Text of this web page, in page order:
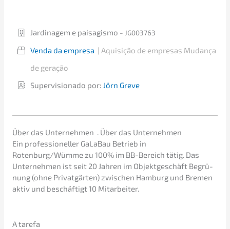
Jardi­na­gem e paisa­gis­mo - JG003763
Venda da empresa |Aquisi­ção de empre­sas Mudan­ça
de geração
Super­vi­sio­na­do por: Jörn Greve
Über das Unter­neh­men . Über das Unternehmen
Ein profes­sio­nel­ler GaLaBau Betrieb in
Rotenburg/Wümme zu 100% im BB-Bereich tätig. Das
Unter­neh­men ist seit 20 Jahren im Objekt­ge­schäft Begrü­
nung (ohne Privat­gär­ten) zwischen Hamburg und Bremen
aktiv und beschäf­tigt 10 Mitarbeiter.
A tarefa